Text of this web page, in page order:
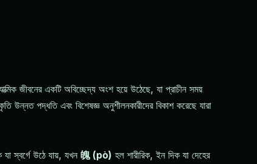
জীবনের একটি অবিচ্ছেদ্য অংশ হয়ে উঠেছে, যা প্রাচীন সময়
উন্নত পদ্ধতি এবং বিশেষজ্ঞ অনুশীলনকারীদের বিকাশ করেছে যারা
স্বর্গে উঠে যায়, যখন 魄 (pò) হল শারীরিক, ইন দিক যা দেহের